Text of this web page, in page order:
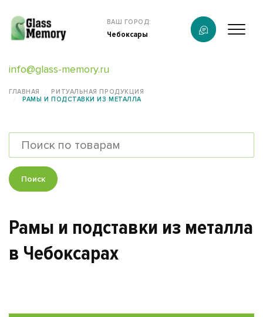
info@glass-memory.ru
ВАШ ГОРОД:
Чебоксары
Продукция
Калькулятор
информация
Контакты
ГЛАВНАЯ
РИТУАЛЬНАЯ ПРОДУКЦИЯ
РАМЫ И ПОДСТАВКИ ИЗ МЕТАЛЛА
Поиск
Рамы и подставки из металла
в Чебоксарах